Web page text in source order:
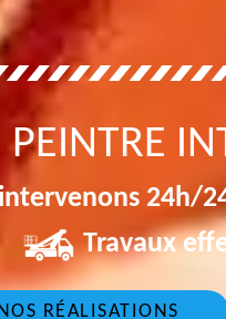
PEINTRE
24h/
Travaux
RÉALISATIONS